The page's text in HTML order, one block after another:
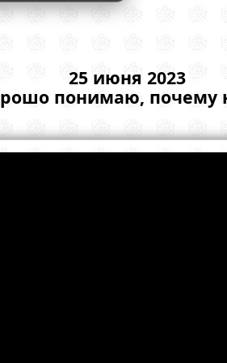
25 июня 2023
понимаю, почему